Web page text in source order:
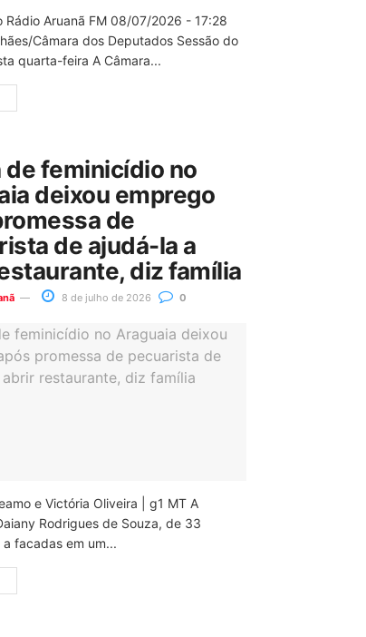
Rádio Aruanã FM 08/07/2026 - 17:28
Câmara dos Deputados Sessão do
quarta-feira A Câmara...
de feminicídio no
deixou emprego
de
de ajudá-la a
diz família
8 de julho de 2026 0
e Victória Oliveira | g1 MT A
Rodrigues de Souza, de 33
facadas em um...